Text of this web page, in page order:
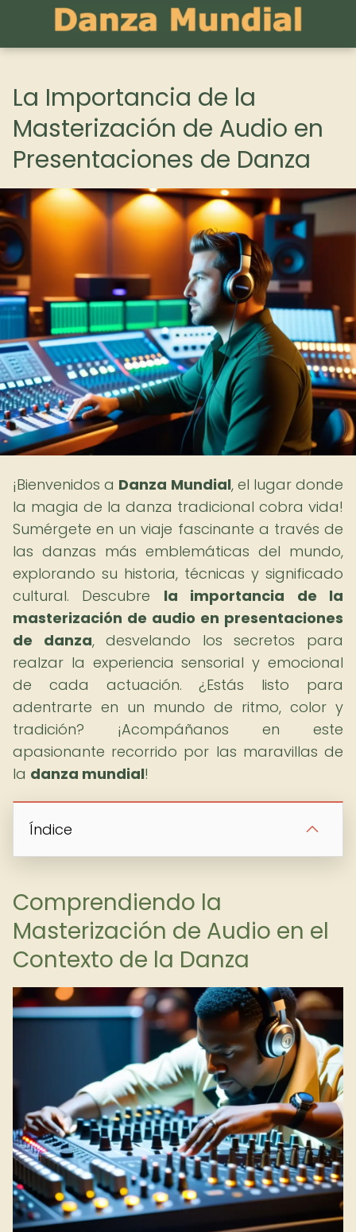
La Importancia de la
Masterización de Audio en
Presentaciones de Danza
¡Bienvenidos a Danza Mundial, el lugar donde
la magia de la danza tradicional cobra vida!
Sumérgete en un viaje fascinante a través de
las danzas más emblemáticas del mundo,
explorando su historia, técnicas y significado
cultural. Descubre la importancia de la
masterización de audio en presentaciones
de danza, desvelando los secretos para
realzar la experiencia sensorial y emocional
de cada actuación. ¿Estás listo para
adentrarte en un mundo de ritmo, color y
tradición? ¡Acompáñanos en este
apasionante recorrido por las maravillas de
la danza mundial!
Índice
Comprendiendo la
Masterización de Audio en el
Contexto de la Danza